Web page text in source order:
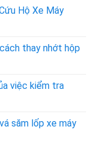
Hộ Xe Máy
thay nhớt hộp
việc kiểm tra
săm lốp xe máy